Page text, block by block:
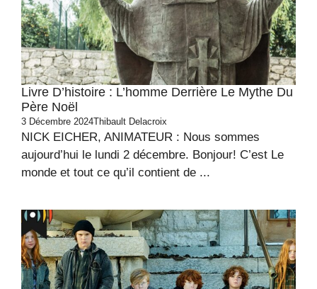
Livre D’histoire : L’homme Derrière Le Mythe Du
Père Noël
3 Décembre 2024Thibault Delacroix
NICK EICHER, ANIMATEUR : Nous sommes
aujourd’hui le lundi 2 décembre. Bonjour! C’est Le
monde et tout ce qu’il contient de ...